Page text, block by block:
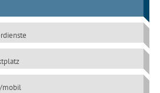
mobil